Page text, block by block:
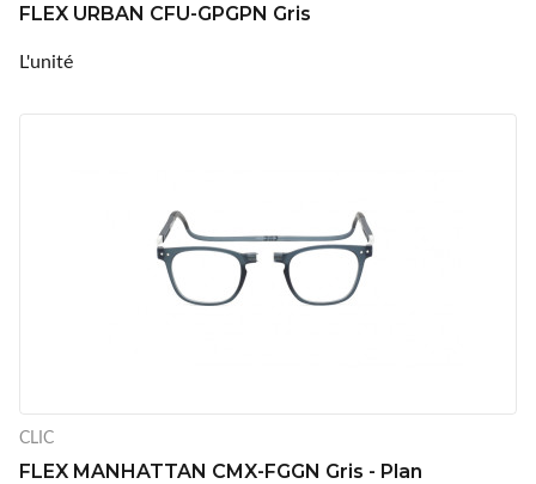
FLEX URBAN CFU-GPGPN Gris
L'unité
CLIC
FLEX MANHATTAN CMX-FGGN Gris - Plan